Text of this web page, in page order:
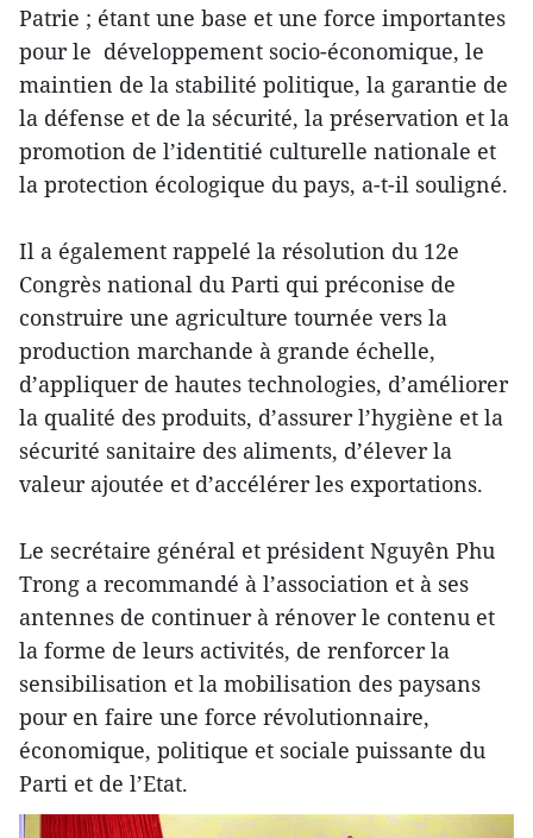
Patrie ; étant une base et une force importantes
pour le développement socio-économique, le
maintien de la stabilité politique, la garantie de
la défense et de la sécurité, la préservation et la
promotion de l’identitié culturelle nationale et
la protection écologique du pays, a-t-il souligné.
Il a également rappelé la résolution du 12e
Congrès national du Parti qui préconise de
construire une agriculture tournée vers la
production marchande à grande échelle,
d’appliquer de hautes technologies, d’améliorer
la qualité des produits, d’assurer l’hygiène et la
sécurité sanitaire des aliments, d’élever la
valeur ajoutée et d’accélérer les exportations.
Le secrétaire général et président Nguyên Phu
Trong a recommandé à l’association et à ses
antennes de continuer à rénover le contenu et
la forme de leurs activités, de renforcer la
sensibilisation et la mobilisation des paysans
pour en faire une force révolutionnaire,
économique, politique et sociale puissante du
Parti et de l’Etat.